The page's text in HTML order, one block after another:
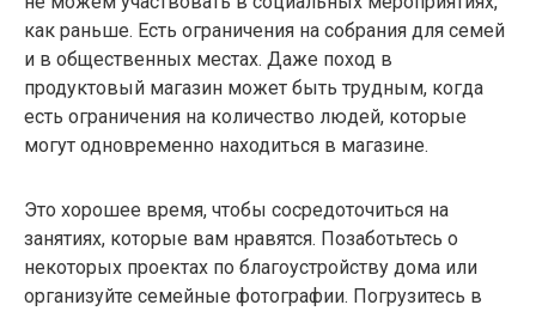
как раньше. Есть ограничения на собрания для семей
и в общественных местах. Даже поход в
продуктовый магазин может быть трудным, когда
есть ограничения на количество людей, которые
могут одновременно находиться в магазине.
Это хорошее время, чтобы сосредоточиться на
занятиях, которые вам нравятся. Позаботьтесь о
некоторых проектах по благоустройству дома или
организуйте семейные фотографии. Погрузитесь в